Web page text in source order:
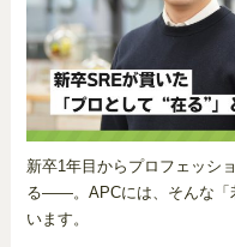
新卒1年目からプロフェッシ
る――。APCには、そんな「
います。